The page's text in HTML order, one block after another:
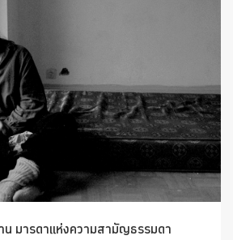
น มารดาแห่งความสามัญธรรมดา